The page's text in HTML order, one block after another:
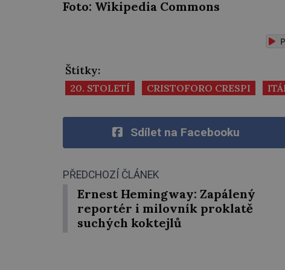
Foto: Wikipedia Commons
Štítky:
20. STOLETÍ CRISTOFORO CRESPI
Sdílet na Facebooku
PŘEDCHOZÍ ČLÁNEK
Ernest Hemingway: Zapálený
reportér i milovník proklatě
suchých koktejlů